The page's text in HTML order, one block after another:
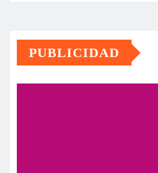
PUBLICIDAD